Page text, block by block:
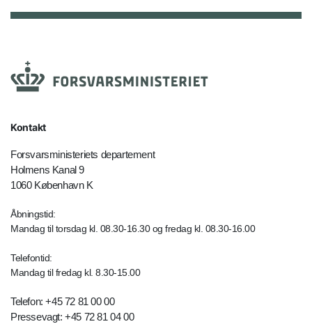
Kontakt
Forsvarsministeriets departement
Holmens Kanal 9
1060 København K
Åbningstid:
Mandag til torsdag kl. 08.30-16.30 og fredag kl. 08.30-16.00
Telefontid:
Mandag til fredag kl. 8.30-15.00
Telefon: +45 72 81 00 00
Pressevagt: +45 72 81 04 00